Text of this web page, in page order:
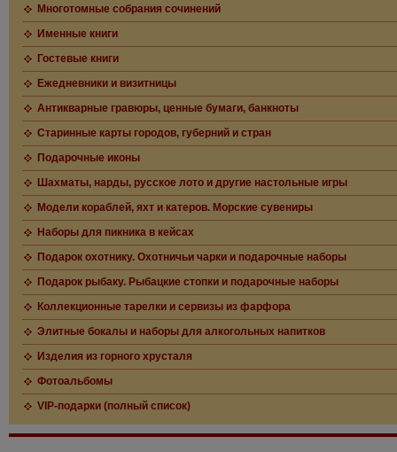
Многотомные собрания сочинений
Именные книги
Гостевые книги
Ежедневники и визитницы
Антикварные гравюры, ценные бумаги, банкноты
Старинные карты городов, губерний и стран
Подарочные иконы
Шахматы, нарды, русское лото и другие настольные игры
Модели кораблей, яхт и катеров. Морские сувениры
Наборы для пикника в кейсах
Подарок охотнику. Охотничьи чарки и подарочные наборы
Подарок рыбаку. Рыбацкие стопки и подарочные наборы
Коллекционные тарелки и сервизы из фарфора
Элитные бокалы и наборы для алкогольных напитков
Изделия из горного хрусталя
Фотоальбомы
VIP-подарки (полный список)